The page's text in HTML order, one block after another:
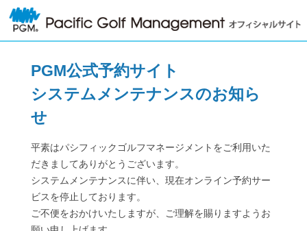
PGM公式予約サイト
システムメンテナンスのお知ら
せ
平素はパシフィックゴルフマネージメントをご利用いた
だきましてありがとうございます。
システムメンテナンスに伴い、現在オンライン予約サー
ビスを停止しております。
ご不便をおかけいたしますが、ご理解を賜りますようお